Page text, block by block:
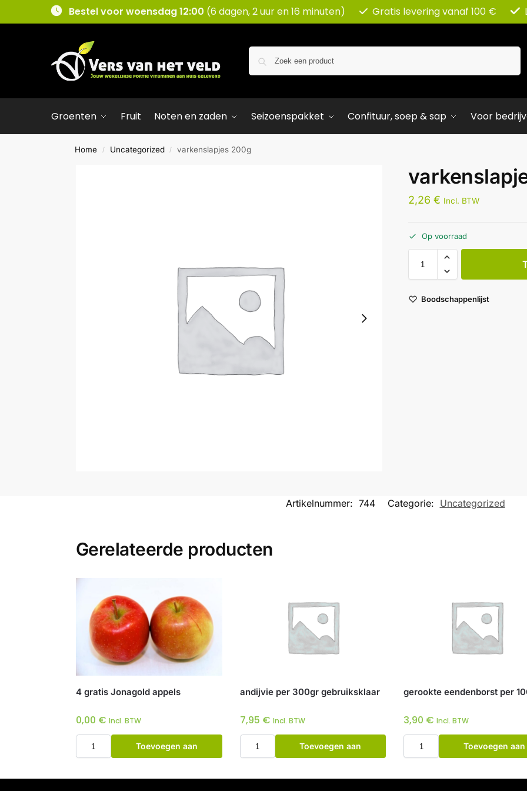
Bestel voor woensdag 12:00 (6 dagen, 2 uur en 16 minuten) Gratis levering vanaf 100 €
Groenten Fruit Noten en zaden Seizoenspakket Confituur, soep & sap Voor
Home / Uncategorized / varkenslapjes 200g
2,26 € Incl. BTW
Op voorraad
Boodschappenlijst
Artikelnummer: 744 Categorie: Uncategorized
Gerelateerde producten
4 gratis Jonagold appels
0,00 € Incl. BTW
Toevoegen aan
andijvie per 300gr gebruiksklaar
7,95 € Incl. BTW
Toevoegen aan
gerookte eendenborst per
3,90 € Incl. BTW
Toevoegen aan